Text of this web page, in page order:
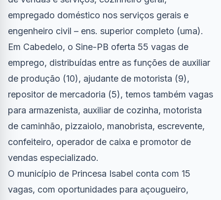
empregado doméstico nos serviços gerais e
engenheiro civil – ens. superior completo (uma).
Em Cabedelo, o Sine-PB oferta 55 vagas de
emprego, distribuídas entre as funções de auxiliar
de produção (10), ajudante de motorista (9),
repositor de mercadoria (5), temos também vagas
para armazenista, auxiliar de cozinha, motorista
de caminhão, pizzaiolo, manobrista, escrevente,
confeiteiro, operador de caixa e promotor de
vendas especializado.
O município de Princesa Isabel conta com 15
vagas, com oportunidades para açougueiro,